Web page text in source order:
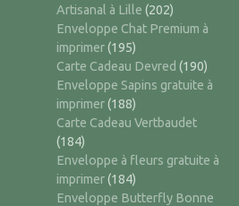
Artisanal à Lille (202)
Enveloppe Chat Premium à
imprimer(195)
Carte Cadeau Devred (190)
Enveloppe Sapins gratuite à
imprimer(188)
Carte Cadeau Vertbaudet
(184)
Enveloppe à fleurs gratuite à
imprimer(184)
Enveloppe Butterfly Bonne